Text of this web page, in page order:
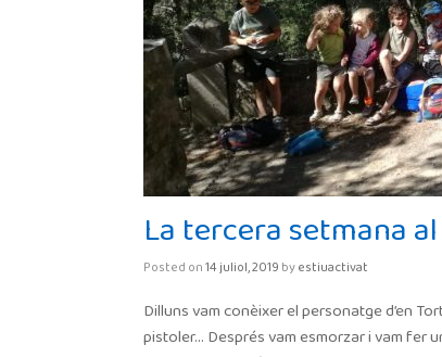
La tercera setmana
Posted on14 juliol, 2019byestiuactivat
Dilluns vam conèixer el personatge d’en
pistoler… Després vam esmorzar i vam fer